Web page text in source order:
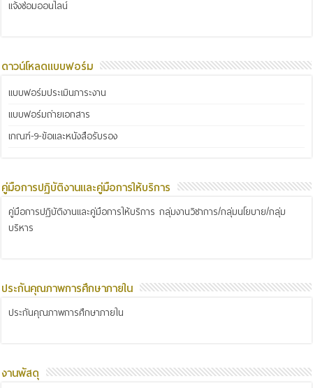
แจ้งซ่อมออนไลน์
ดาวน์โหลดแบบฟอร์ม
แบบฟอร์มประเมินภาระงาน
แบบฟอร์มถ่ายเอกสาร
เกณฑ์-9-ข้อและหนังสือรับรอง
คู่มือการปฏิบัติงานและคู่มือการให้บริการ
คู่มือการปฏิบัติงานและคู่มือการให้บริการ กลุ่มงานวิชาการ/กลุ่มนโยบาย/กลุ่ม
บริหาร
ประกันคุณภาพการศึกษาภายใน
ประกันคุณภาพการศึกษาภายใน
งานพัสดุ